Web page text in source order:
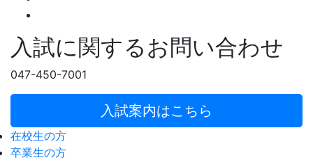
入試に関するお問い合わせ
047-450-7001
入試案内はこちら
在校生の方
卒業生の方